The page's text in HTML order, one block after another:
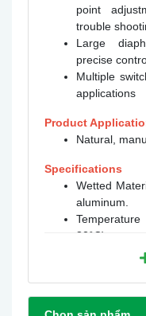
point
trouble
Large
precise
Multiple
applications
Product
Natural,
Specifications
Wetted
aluminum.
82°C).
Pressure
surge limit: